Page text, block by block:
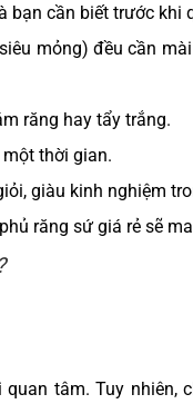
bạn cần biết trước khi
mỏng) đều cần
răng hay tẩy trắng.
thời gian.
giàu kinh nghiệm
răng sứ giá rẻ sẽ
tâm. Tuy nhiên,